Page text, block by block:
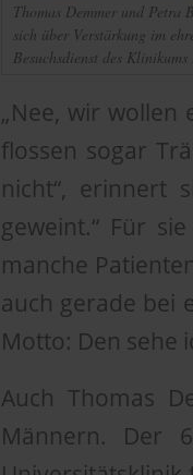
Thomas Demmer und Petra
sich über Verstärkung im
Besuchsdienst des
„Nee, wir wollen
flossen sogar
nicht“, erinnert
geweint.“ Für
manche
auch gerade bei
Motto: Den sehe
Auch Thomas
Männern. Der